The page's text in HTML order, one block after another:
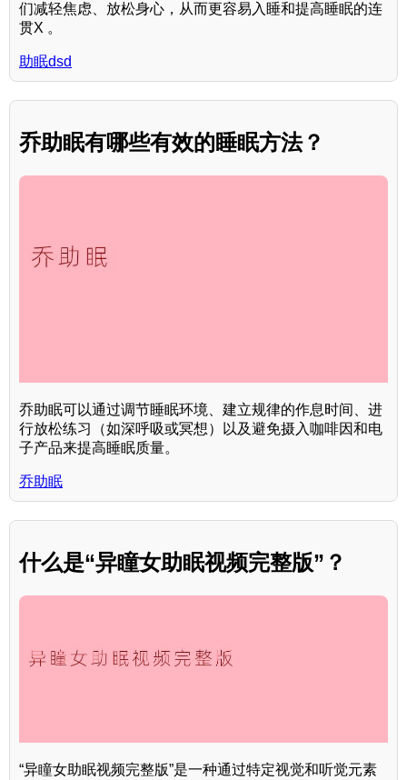
们减轻焦虑、放松身心，从而更容易入睡和提高睡眠的连
贯X 。
助眠dsd
乔助眠有哪些有效的睡眠方法？
乔助眠可以通过调节睡眠环境、建立规律的作息时间、进
行放松练习（如深呼吸或冥想）以及避免摄入咖啡因和电
子产品来提高睡眠质量。
乔助眠
什么是“异瞳女助眠视频完整版”？
“异瞳女助眠视频完整版”是一种通过特定视觉和听觉元素